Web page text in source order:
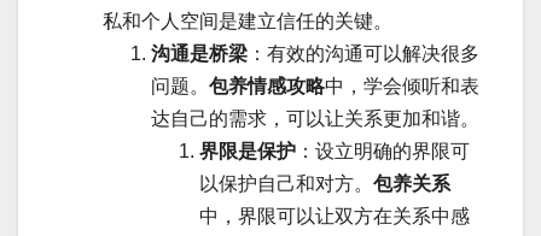
私和个人空间是建立信任的关键。
沟通是桥梁 ：有效的沟通可以解决很多
问题。 包养情感攻略中，学会倾听和表
达自己的需求，可以让关系更加和谐。
界限是保护 ：设立明确的界限可
以保护自己和对方。 包养关系
中，界限可以让双方在关系中感